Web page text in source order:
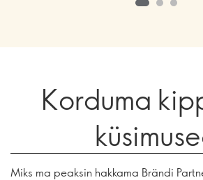
Korduma
Miks ma peaksin hakkama Brändi